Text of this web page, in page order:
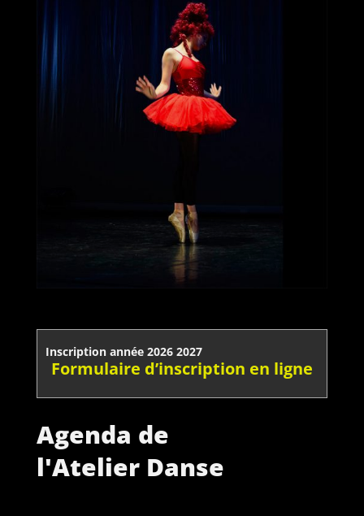
Inscription année 2026 2027
Formulaire d’inscription en ligne
Agenda de
l'Atelier Danse